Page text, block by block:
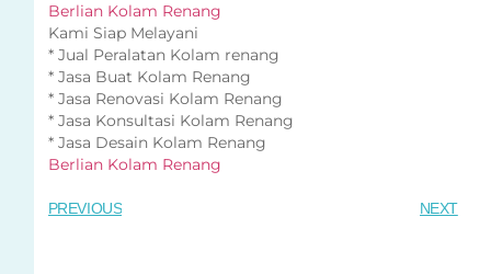
Berlian Kolam Renang
Kami Siap Melayani
* Jual Peralatan Kolam renang
* Jasa Buat Kolam Renang
* Jasa Renovasi Kolam Renang
* Jasa Konsultasi Kolam Renang
* Jasa Desain Kolam Renang
Berlian Kolam Renang
PREVIOUS NEXT